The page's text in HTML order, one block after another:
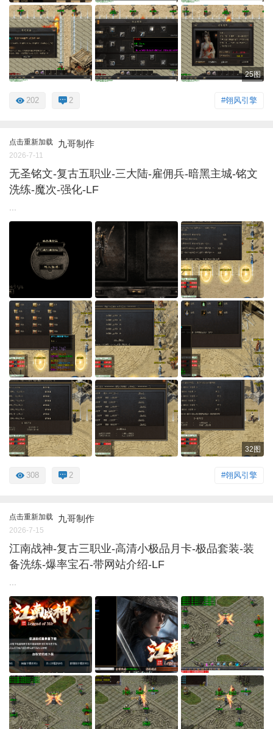
25图
#翎风引擎
202 2
点击重新加载 九哥制作
2026-7-11
无圣铭文-复古五职业-三大陆-雇佣兵-暗黑主城-铭文
洗练-魔次-强化-LF
32图
#翎风引擎
308 2
点击重新加载 九哥制作
2026-7-15
江南战神-复古三职业-高清小极品月卡-极品套装-装
备洗练-爆率宝石-带网站介绍-LF